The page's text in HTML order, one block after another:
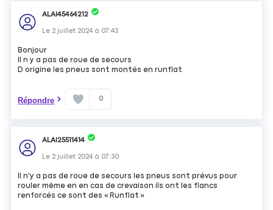
ALAI45464212
Le 2 juillet 2024 à 07:43
Bonjour
Il n y a pas de roue de secours
D origine les pneus sont montés en runflat
Répondre 0
ALAI25511414
Le 2 juillet 2024 à 07:30
Il n'y a pas de roue de secours les pneus sont prévus pour
rouler même en en cas de crevaison ils ont les flancs
renforcés ce sont des « Runflat »